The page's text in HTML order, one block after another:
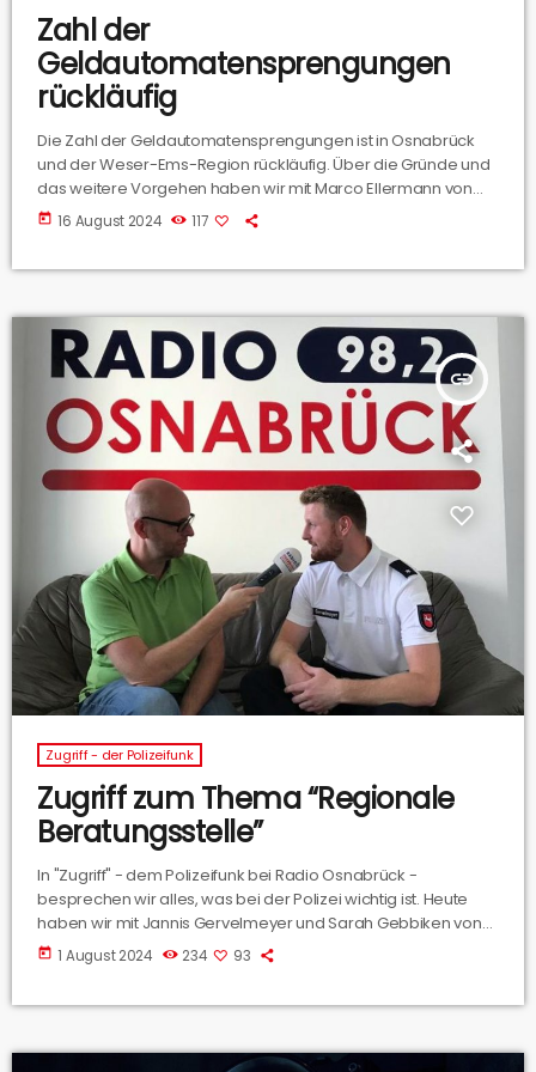
Zahl der
Geldautomatensprengungen
rückläufig
Die Zahl der Geldautomatensprengungen ist in Osnabrück
und der Weser-Ems-Region rückläufig. Über die Gründe und
das weitere Vorgehen haben wir mit Marco Ellermann von
der Polizei Osnabrück gesprochen.
today 16 August 2024 117
insert_link
Zugriff - der Polizeifunk
Zugriff zum Thema “Regionale
Beratungsstelle”
In "Zugriff" - dem Polizeifunk bei Radio Osnabrück -
besprechen wir alles, was bei der Polizei wichtig ist. Heute
haben wir mit Jannis Gervelmeyer und Sarah Gebbiken von
der Polizei Osnabrück über die Regionale Beratungsstelle
der Polizei gesprochen. Die Beratungsstelle kümmert sich um
today 1 August 2024 234 93